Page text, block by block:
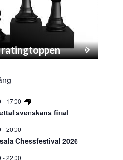
ratingtoppen
- 17:00
final
-20:00
Chessfestival 2026
-22:00